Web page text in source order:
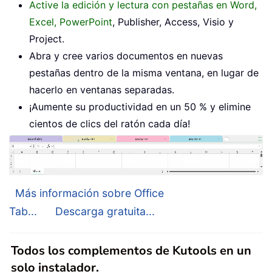
Active la edición y lectura con pestañas en Word,
Excel, PowerPoint, Publisher, Access, Visio y
Project.
Abra y cree varios documentos en nuevas
pestañas dentro de la misma ventana, en lugar de
hacerlo en ventanas separadas.
¡Aumente su productividad en un 50 % y elimine
cientos de clics del ratón cada día!
Más información sobre Office
Tab...
Descarga gratuita...
Todos los complementos de Kutools en un
solo instalador.